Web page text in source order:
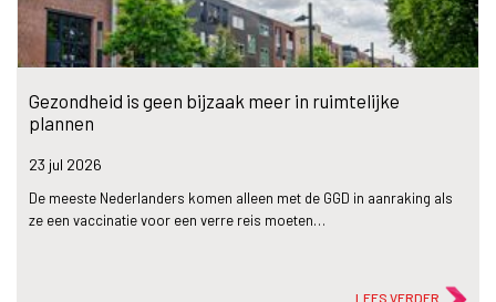
Gezondheid is geen bijzaak meer in ruimtelijke
plannen
23 jul 2026
De meeste Nederlanders komen alleen met de GGD in aanraking als
ze een vaccinatie voor een verre reis moeten…
LEES VERDER